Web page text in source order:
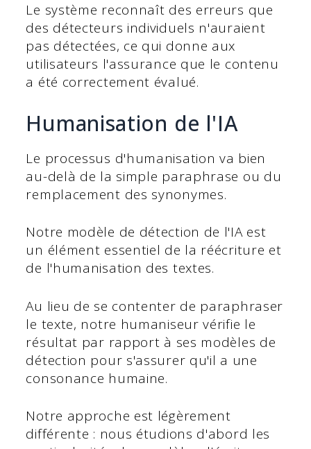
Le système reconnaît des erreurs que
des détecteurs individuels n'auraient
pas détectées, ce qui donne aux
utilisateurs l'assurance que le contenu
a été correctement évalué.
Humanisation de l'IA
Le processus d'humanisation va bien
au-delà de la simple paraphrase ou du
remplacement des synonymes.
Notre modèle de détection de l'IA est
un élément essentiel de la réécriture et
de l'humanisation des textes.
Au lieu de se contenter de paraphraser
le texte, notre humaniseur vérifie le
résultat par rapport à ses modèles de
détection pour s'assurer qu'il a une
consonance humaine.
Notre approche est légèrement
différente : nous étudions d'abord les